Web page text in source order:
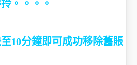
。。。。
10分鐘即可成功移除舊賬